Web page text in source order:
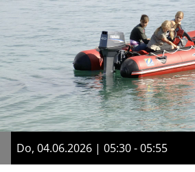
Do, 04.06.2026 | 05:30 - 05:55